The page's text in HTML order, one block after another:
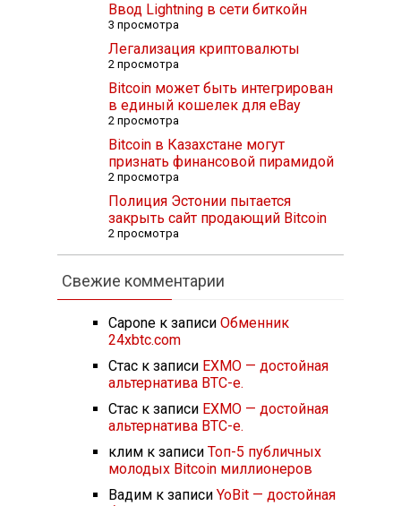
Ввод Lightning в сети биткойн
3 просмотра
Легализация криптовалюты
2 просмотра
Bitcoin может быть интегрирован
в единый кошелек для eBay
2 просмотра
Bitcoin в Казахстане могут
признать финансовой пирамидой
2 просмотра
Полиция Эстонии пытается
закрыть сайт продающий Bitcoin
2 просмотра
Свежие комментарии
Caponeк записи Обменник
24xbtc.com
Стаск записи EXMO — достойная
альтернатива BTC-e.
Стаск записи EXMO — достойная
альтернатива BTC-e.
климк записи Топ-5 публичных
молодых Bitcoin миллионеров
Вадимк записи YoBit — достойная